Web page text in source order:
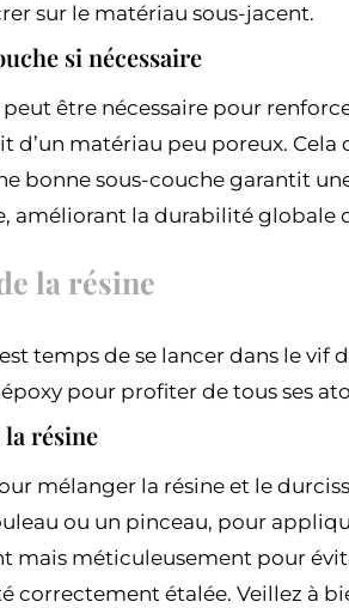
sur le matériau sous-jacent.
si nécessaire
être nécessaire pour
d’un matériau peu poreux.
bonne sous-couche garantit
améliorant la durabilité globale
la résine
temps de se lancer dans le vif
pour profiter de tous ses
résine
mélanger la résine et le
ou un pinceau, pour
mais méticuleusement pour
correctement étalée. Veillez à